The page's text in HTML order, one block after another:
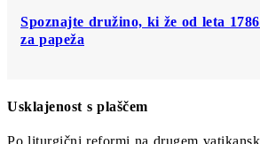
Spoznajte družino, ki že od leta
za papeža
Usklajenost s plaščem
Po liturgični reformi na drugem